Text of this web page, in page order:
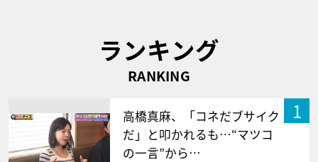
ランキング
RANKING
1
高橋真麻、「コネだブサイク
だ」と叩かれるも…“マツコ
の一言”から…